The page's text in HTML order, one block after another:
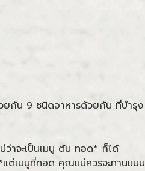
ยกัน 9 ชนิดอาหารด้วยกัน ที่บำรุง
าจะเป็นเมนู ต้ม ทอด* ก็ได้
ต่เมนูที่ทอด คุณแม่ควรจะทานแบบ